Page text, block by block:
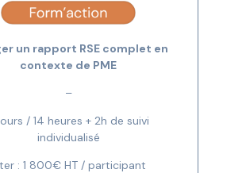
un rapport RSE complet en
contexte de PME
–
/ 14 heures + 2h de suivi
individualisé
: 1 800€ HT / participant